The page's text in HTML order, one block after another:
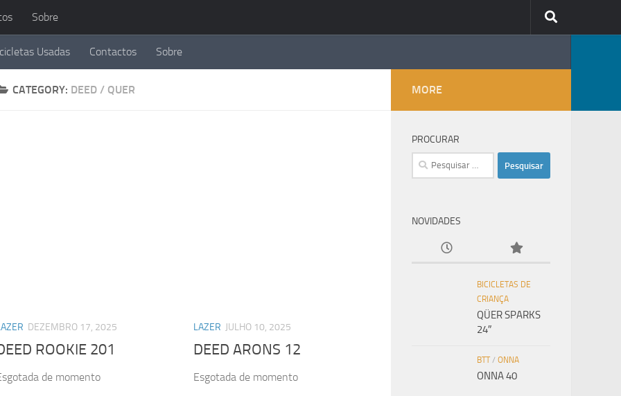
Sobre
Usadas Contactos Sobre
CATEGORY: DEED / QUER
DEZEMBRO 17, 2025
ROOKIE 201
de momento
LAZER JULHO 10, 2025
DEED ARONS 12
Esgotada de momento
MORE
PROCURAR
Pesquisar
por:
NOVIDADES
BICICLETAS DE
CRIANÇA
QÜER SPARKS
24″
BTT/ ONNA
ONNA 40